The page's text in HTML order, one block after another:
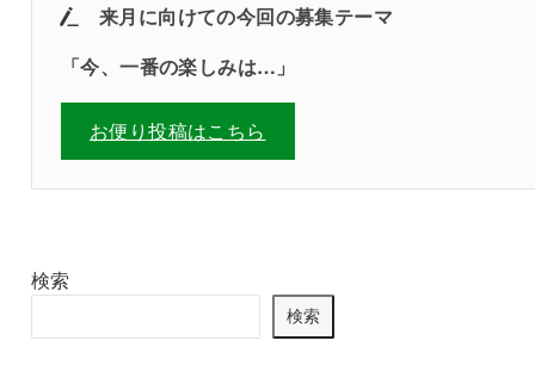
来月に向けての今回の募集テーマ
「今、一番の楽しみは… 」
お便り投稿はこちら
検索
検索